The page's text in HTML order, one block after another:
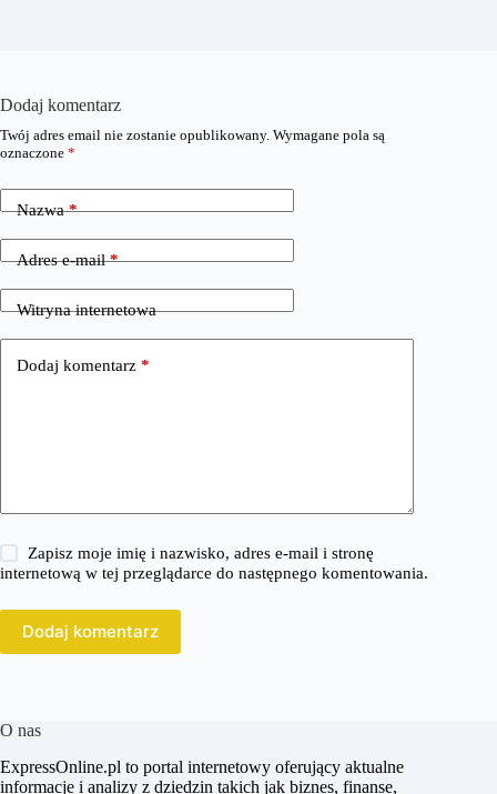
Dodaj komentarz
Twój adres email nie zostanie opublikowany. Wymagane pola są
oznaczone *
Nazwa*
Adres e-mail*
Witryna internetowa
Dodaj komentarz *
Zapisz moje imię i nazwisko, adres e-mail i stronę
internetową w tej przeglądarce do następnego komentowania.
Dodaj komentarz
O nas
ExpressOnline.pl to portal internetowy oferujący aktualne
informacje i analizy z dziedzin takich jak biznes, finanse,